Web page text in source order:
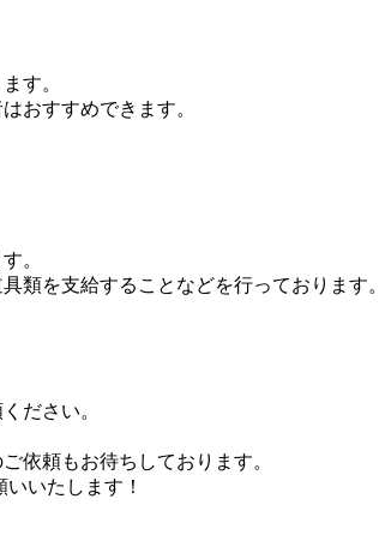
す。
おすすめできます。
。
類を支給することなどを行っております。
ださい。
依頼もお待ちしております。
いたします！